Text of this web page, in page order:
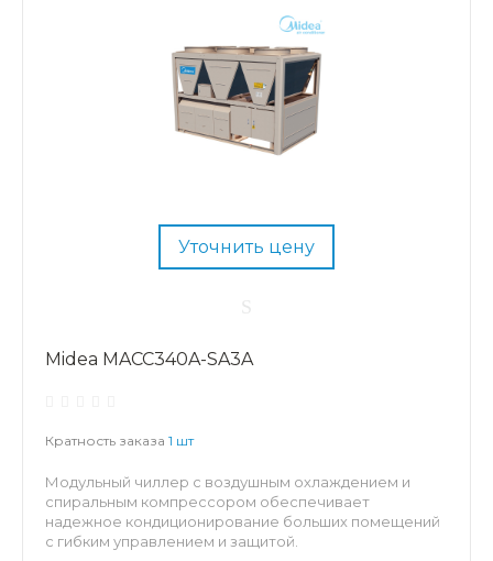
Уточнить цену
Midea MACC340A-SA3A
Кратность заказа 1 шт
Модульный чиллер с воздушным охлаждением и
спиральным компрессором обеспечивает
надежное кондиционирование больших помещений
с гибким управлением и защитой.